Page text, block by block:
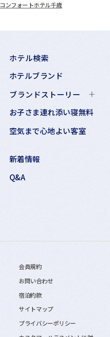
コンフォートホテル千歳
ホテル検索
ホテルブランド
ブランドストーリー
お子さま連れ添い寝無料
空気まで心地よい客室
新着情報
Q&A
会員規約
お問い合わせ
宿泊約款
サイトマップ
プライバシーポリシー